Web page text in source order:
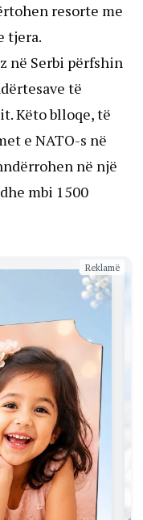
resorte me
tjera.
në Serbi përfshin
të
Këto blloqe, të
e NATO-s në
në një
mbi 1500
Reklamë